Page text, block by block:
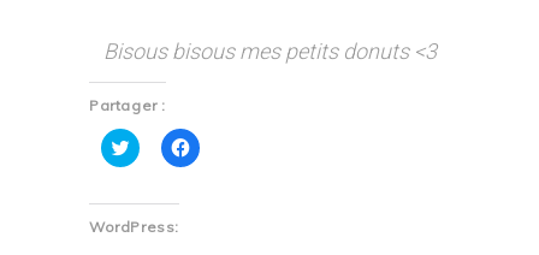
Bisous bisous mes petits donuts <3
Partager :
Cliquez
pour
Twitter(ouvre
dans
une
Cliquez
pour
WordPress: